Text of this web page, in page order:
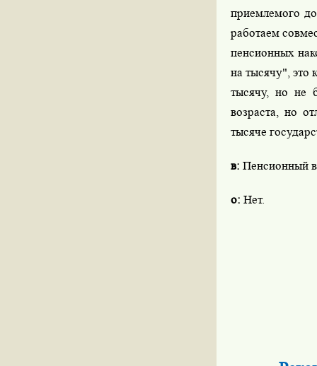
приемлемого
работаем
пенсионных
на тысячу", это
тысячу, но не
возраста, но
тысяче
в: Пенсионный
о: Нет.